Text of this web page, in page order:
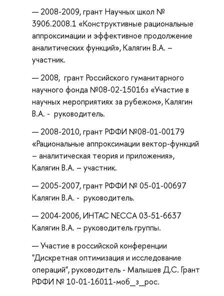
2008-2009, грант Научных школ №
3906.2008.1 «Конструктивные рациональные
аппроксимации и эффективное продолжение
аналитических функций», Калягин В.А. –
участник.
2008, грант Российского гуманитарного
научного фонда №08-02-15016з «Участие в
научных мероприятиях за рубежом», Калягин
В.А. - руководитель.
2008-2010, грант РФФИ №08-01-00179
«Рациональные аппроксимации вектор-функций
– аналитическая теория и приложения»,
Калягин В.А. – участник.
2005-2007, грант РФФИ № 05-01-00697
Калягин В.А. - руководитель.
2004-2006, ИНТАС NECCA 03-51-6637
Калягин В.А. – руководитель группы.
Участие в российской конференции
"Дискретная оптимизация и исследование
операций", руководитель - Малышев Д.С. Грант
РФФИ № 10-01-16011-моб_з_рос.